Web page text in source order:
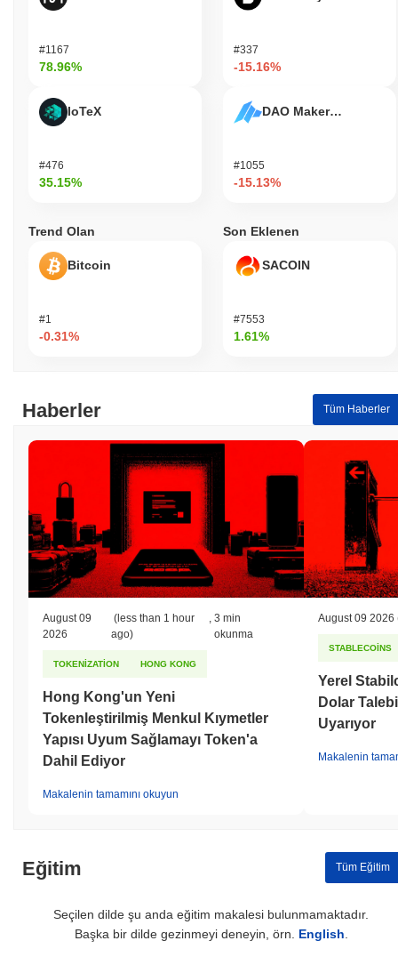
#1167
78.96%
IoTeX
#476
35.15%
#337
-15.16%
DAO Maker Token
#1055
-15.13%
Trend Olan
Bitcoin
#1
-0.31%
Son Eklenen
SACOIN
#7553
1.61%
Haberler Tüm Haberler
August 09
2026
(less than 1 hour
ago)
3 min
okunma
TOKENIZATION HONG KONG
Hong Kong'un Yeni
Tokenleştirilmiş Menkul Kıymetler
Yapısı Uyum Sağlamayı Token'a
Dahil Ediyor
Makalenin tamamını okuyun
August 09 2026
STABLECOINS
Yerel
Dolar
Uyarıyor
Makalenin
Eğitim Tüm Eğitim
Seçilen dilde şu anda eğitim makalesi bulunmamaktadır.
Başka bir dilde gezinmeyi deneyin, örn. English